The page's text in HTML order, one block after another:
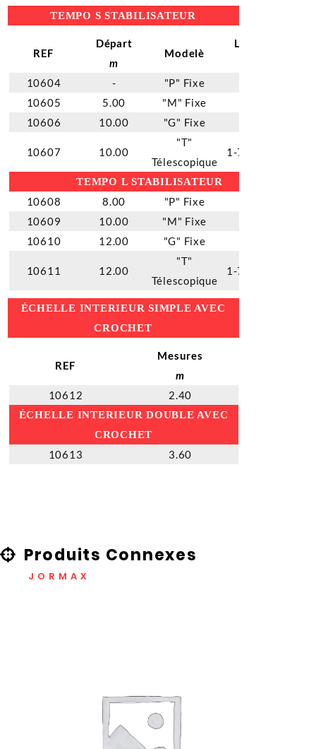
TEMPO S STABILISATEUR
REF
Départ
m
Modelè
Largeur
10604
- "P" Fixe
10605
5.00 "M" Fixe
10606
10.00 "G" Fixe
10607 10.00
"T"
Télescopique
1-70 - 2.50
TEMPO L STABILISATEUR
10608 8.00 "P" Fixe
10609
10.00 "M" Fixe
10610
12.00 "G" Fixe
10611 12.00
"T"
Télescopique
1-70 - 2.50
ÉCHELLE INTERIEUR SIMPLE AVEC
CROCHET
REF
Mesures
m
10612
2.40
ÉCHELLE INTERIEUR DOUBLE AVEC
CROCHET
10613 3.60
Produits Connexes
JORMAX